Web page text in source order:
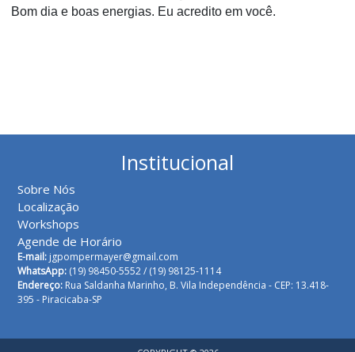
Bom dia e boas energias. Eu acredito em você.
Institucional
Sobre Nós
Localização
Workshops
Agende de Horário
E-mail: jgpompermayer@gmail.com
WhatsApp: (19) 98450-5552 / (19) 98125-1114
Endereço: Rua Saldanha Marinho, B. Vila Independência - CEP: 13.418-
395 - Piracicaba-SP